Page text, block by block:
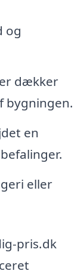
og
dækker
bygningen.
en
eller
pris.dk